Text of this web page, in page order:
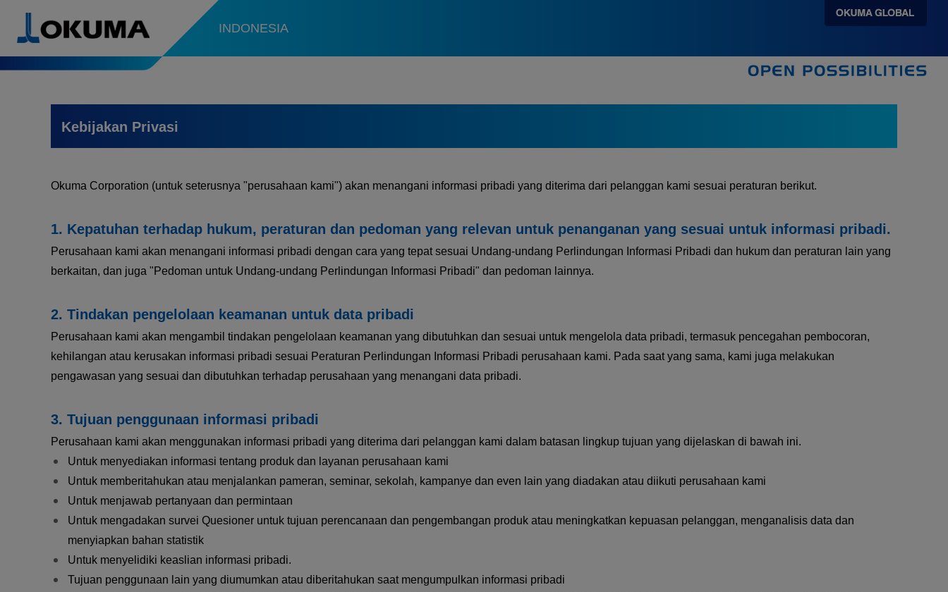
INDONESIA
Kebijakan Privasi
Okuma Corporation (untuk seterusnya "perusahaan kami") akan menangani informasi pribadi yang diterima dari pelanggan kami sesuai peraturan berikut.
Kepatuhan terhadap hukum, peraturan dan pedoman yang relevan untuk penanganan yang sesuai untuk informasi pribadi.
Perusahaan kami akan menangani informasi pribadi dengan cara yang tepat sesuai Undang-undang Perlindungan Informasi Pribadi dan hukum dan peraturan lain yang
berkaitan, dan juga "Pedoman untuk Undang-undang Perlindungan Informasi Pribadi" dan pedoman lainnya.
Tindakan pengelolaan keamanan untuk data pribadi
Perusahaan kami akan mengambil tindakan pengelolaan keamanan yang dibutuhkan dan sesuai untuk mengelola data pribadi, termasuk pencegahan pembocoran,
kehilangan atau kerusakan informasi pribadi sesuai Peraturan Perlindungan Informasi Pribadi perusahaan kami. Pada saat yang sama, kami juga melakukan
pengawasan yang sesuai dan dibutuhkan terhadap perusahaan yang menangani data pribadi.
Tujuan penggunaan informasi pribadi
Perusahaan kami akan menggunakan informasi pribadi yang diterima dari pelanggan kami dalam batasan lingkup tujuan yang dijelaskan di bawah ini.
Untuk menyediakan informasi tentang produk dan layanan perusahaan kami
Untuk memberitahukan atau menjalankan pameran, seminar, sekolah, kampanye dan even lain yang diadakan atau diikuti perusahaan kami
Untuk menjawab pertanyaan dan permintaan
Untuk mengadakan survei Quesioner untuk tujuan perencanaan dan pengembangan produk atau meningkatkan kepuasan pelanggan, menganalisis data dan
menyiapkan bahan statistik
Untuk menyelidiki keaslian informasi pribadi.
Tujuan penggunaan lain yang diumumkan atau diberitahukan saat mengumpulkan informasi pribadi